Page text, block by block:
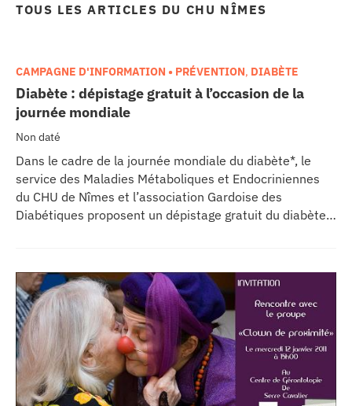
TOUS LES ARTICLES DU CHU NÎMES
Diabète : dépistage gratuit à l’occasion de la
journée mondiale
Non daté
CAMPAGNE D'INFORMATION • PRÉVENTION, DIABÈTE
Dans le cadre de la journée mondiale du diabète*, le
service des Maladies Métaboliques et Endocriniennes
du CHU de Nîmes et l’association Gardoise des
Diabétiques proposent un dépistage gratuit du diabète
capillaire sera effectué par une infirmière ou un
médecin du service des Maladies Métaboliques et
Endocriniennes et du service des Maladies de la
Nutrition et Diabétologie. Le résultat sera commenté
par un praticien qui délivrera un conseil personnalisé à
chacun.